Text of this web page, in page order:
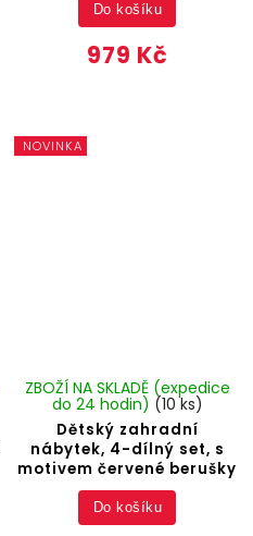
979 Kč
Do košíku
NOVINKA
Dětský zahradní
nábytek, 4-dílný set, s
motivem červené berušky
ZBOŽÍ NA SKLADĚ (expedice
do 24 hodin) (10 ks)
Do košíku